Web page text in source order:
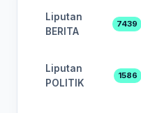
Liputan
BERITA
7439
Liputan
POLITIK
1586